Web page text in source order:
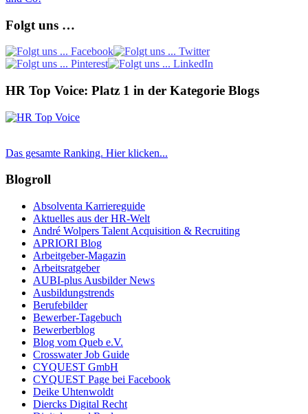
Folgt uns …
HR Top Voice: Platz 1 in der Kategorie Blogs
Das gesamte Ranking. Hier klicken...
Blogroll
Absolventa Karriereguide
Aktuelles aus der HR-Welt
André Wolpers Talent Acquisition & Recruiting
APRIORI Blog
Arbeitgeber-Magazin
Arbeitsratgeber
AUBI-plus Ausbilder News
Ausbildungstrends
Berufebilder
Bewerber-Tagebuch
Bewerberblog
Blog vom Queb e.V.
Crosswater Job Guide
CYQUEST GmbH
CYQUEST Page bei Facebook
Deike Uhtenwoldt
Diercks Digital Recht